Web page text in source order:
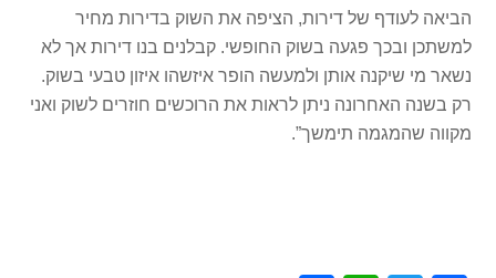
הביאה לעודף של דירות, הציפה את השוק בדירות מחיר
למשתכן ובכך פגעה בשוק החופשי. קבלנים בנו דירות אך לא
נשאר מי שיקנה אותן ולמעשה הופר איזשהו איזון טבעי בשוק.
רק בשנה האחרונה ניתן לראות את הרוכשים חוזרים לשוק ואני
מקווה שהמגמה תימשך”.